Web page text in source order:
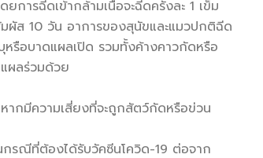
การฉีดเข้ากล้ามเนื้อจะฉีดครั้งละ 1 เข็ม
ผัส 10 วัน อาการของสุนัขและแมวปกติฉีด
รือบาดแผลเปิด รวมทั้งค้างคาวกัดหรือ
ผลร่วมด้วย
กมีความเสี่ยงที่จะถูกสัตว์กัดหรือข่วน
รณีที่ต้องได้รับวัคซีนโควิด-19 ต่อจาก